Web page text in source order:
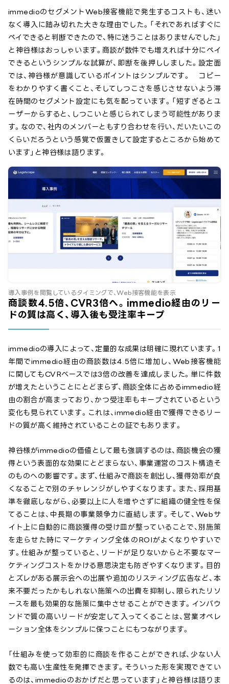
immedioのセグメントWeb接客機能で発生するコストも、迷い
なく導入に踏み切れた大きな理由でした。「それであればすぐに
ペイできると判断できたので、特に迷うことはありませんでした」
と神谷様はおっしゃいます。商談が数件でも増えれば十分にペイ
できるというシンプルな試算が、即断を後押ししました。設定面
では、神谷様が意識しているポイントはシンプルです。 コピー
をわかりやすく書くこと、そしてしつこさを感じさせないよう滞
在時間のセグメント設定にも気を配っています。「短すぎるとユ
ーザーからすると、しつこいと感じられてしまう可能性がありま
す。なので、社内のメンバーともすり合わせを行い、だいたいこの
くらいだろうという感覚で仮置きして設定するところから始めて
います」と神谷様は語ります。
導入事例を閲覧しているタイミングで、Web接客機能を表示
商談数4.5倍、CVR3倍へ。immedio経由のリー
ドの質は高く、導入後も受注率キープ
immedioの導入によって、定量的な成果は明確に現れています。1
年間でimmedio経由の商談数は4.5倍に増加し、Web接客機能
に関してもCVRベースでは3倍の改善を達成しました。単に件数
が増えたということにとどまらず、商談全体に占めるimmedio経
由の割合が高まっており、かつ受注率もキープされているという
変化も見られています。これは、immedio経由で獲得できるリー
ドの質が高く維持されていることの証でもあります。
神谷様がimmedioの価値として最も強調するのは、商談機会の獲
得という表面的な効果にとどまらない、事業運営のコスト構造そ
のものへの影響です。まず、仕組みで商談を創出し、獲得効率が良
くなることで別のチャレンジがしやすくなります。また、採用基
準を徹底しながら、必要以上に人を増やさずに組織の健全性を保
てることは、中長期の事業競争力に直結します。そして、Webサ
イト上に自動的に商談獲得の受け皿が整っていることで、別施策
を走らせた時にマーケティング全体のROIがよくなりやすいで
す。仕組みが整っていると、リードが足りないからと不要なマー
ケティングコストをかける意思決定も防ぎやすくなります。目的
とズレがある展示会への出展や追加のリスティング広告など、本
来不要だったかもしれない施策への出費を抑制し、限られたリソ
ースを最も効果的な施策に集中させることができます。インバウ
ンドで質の高いリードが安定して入ってくることは、営業オペレ
ーション全体をシンプルに保つことにもつながります。
「仕組みを使って効率的に商談を作ることができれば、少ない人
数でも高い生産性を発揮できます。そういった形を実現できてい
るのは、immedioのおかげだと思っています」と神谷様は語りま